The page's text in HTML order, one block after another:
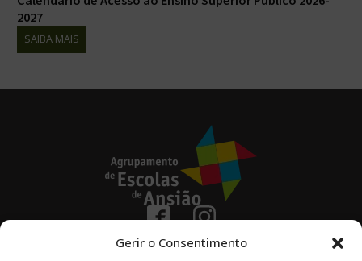
Gerir o Consentimento
2027
SAIBA MAIS
236 670 100